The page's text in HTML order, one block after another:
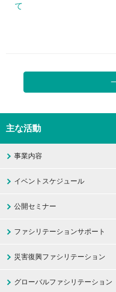
て
主な活動
事業内容
イベントスケジュール
公開セミナー
ファシリテーションサポート
災害復興ファシリテーション
グローバルファシリテーション